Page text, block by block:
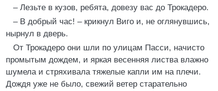
– Лезьте в кузов, ребята, довезу вас до Трокадеро.
– В добрый час! – крикнул Виго и, не оглянувшись,
нырнул в дверь.
От Трокадеро они шли по улицам Пасси, начисто
промытым дождем, и яркая весенняя листва влажно
шумела и стряхивала тяжелые капли им на плечи.
Дождя уже не было, свежий ветер старательно